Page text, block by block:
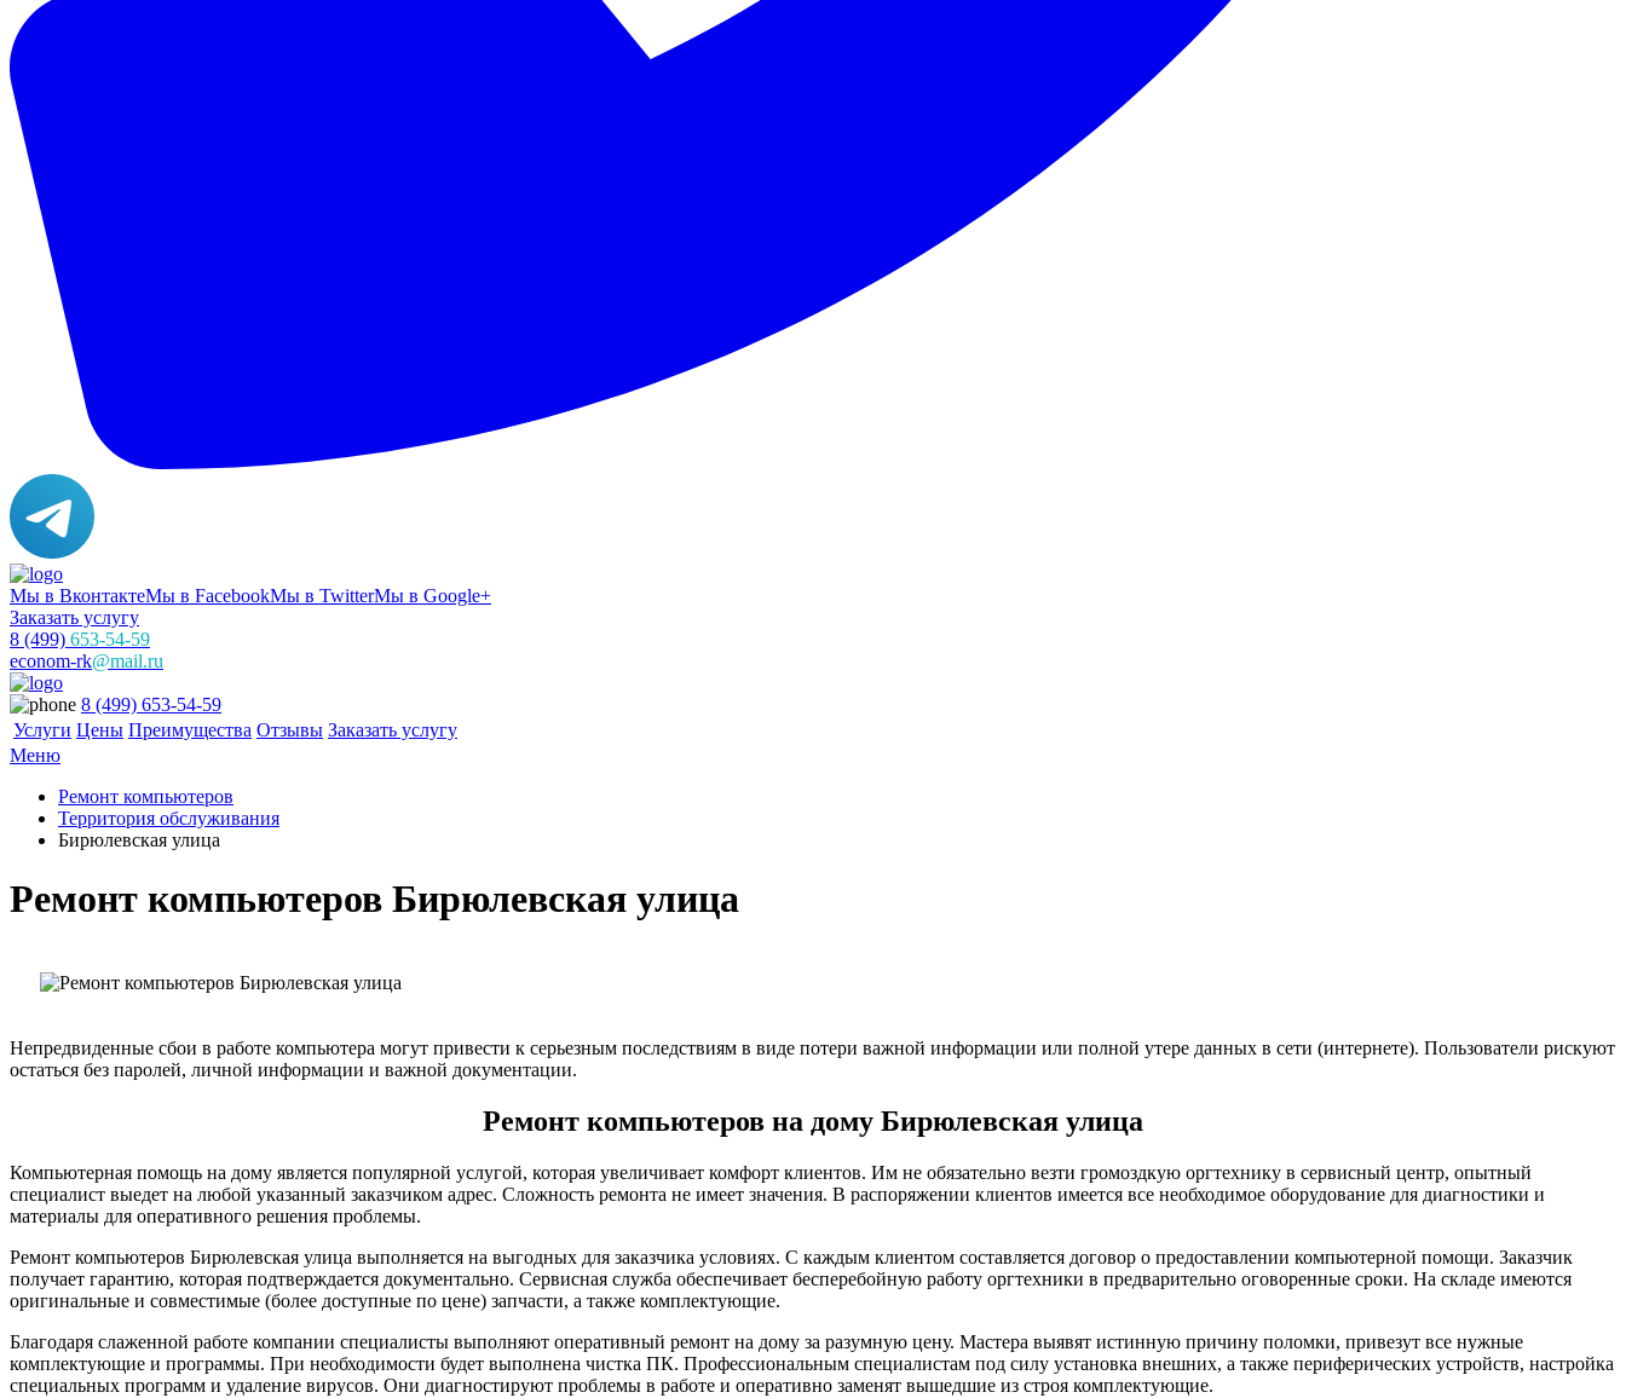
Мы в ВконтактеМы в FacebookМы в TwitterМы в Google+
Заказать услугу
8 (499) 653-54-59
econom-rk@mail.ru
8 (499) 653-54-59
Услуги Цены Преимущества Отзывы Заказать услугу
Меню
Ремонт компьютеров
Территория обслуживания
Бирюлевская улица
Ремонт компьютеров Бирюлевская улица
Непредвиденные сбои в работе компьютера могут привести к серьезным последствиям в виде потери важной информации или полной утере данных в сети (интернете). Пользователи рискуют
остаться без паролей, личной информации и важной документации.
Ремонт компьютеров на дому Бирюлевская улица
Компьютерная помощь на дому является популярной услугой, которая увеличивает комфорт клиентов. Им не обязательно везти громоздкую оргтехнику в сервисный центр, опытный
специалист выедет на любой указанный заказчиком адрес. Сложность ремонта не имеет значения. В распоряжении клиентов имеется все необходимое оборудование для диагностики и
материалы для оперативного решения проблемы.
Ремонт компьютеров Бирюлевская улица выполняется на выгодных для заказчика условиях. С каждым клиентом составляется договор о предоставлении компьютерной помощи. Заказчик
получает гарантию, которая подтверждается документально. Сервисная служба обеспечивает бесперебойную работу оргтехники в предварительно оговоренные сроки. На складе имеются
оригинальные и совместимые (более доступные по цене) запчасти, а также комплектующие.
Благодаря слаженной работе компании специалисты выполняют оперативный ремонт на дому за разумную цену. Мастера выявят истинную причину поломки, привезут все нужные
комплектующие и программы. При необходимости будет выполнена чистка ПК. Профессиональным специалистам под силу установка внешних, а также периферических устройств, настройка
специальных программ и удаление вирусов. Они диагностируют проблемы в работе и оперативно заменят вышедшие из строя комплектующие.